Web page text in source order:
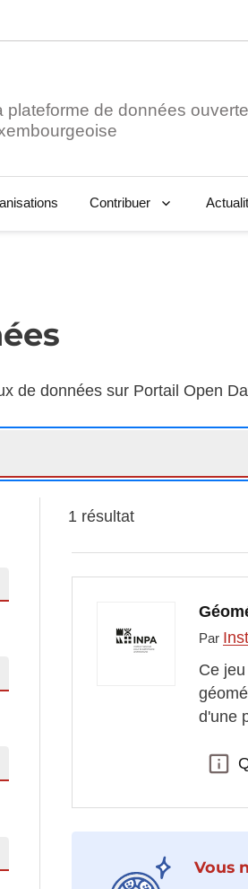
plateforme de données
Contribuer
de données sur Portail Open
1 résultat
Par
Ce
d'une
Vous